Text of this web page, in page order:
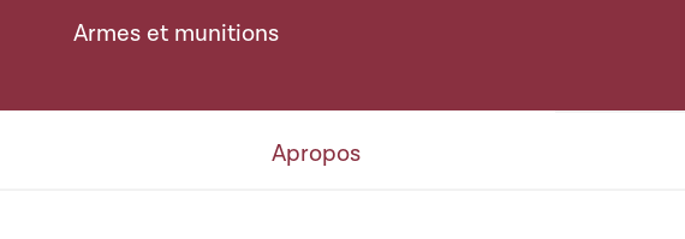
Armes et munitions
Apropos